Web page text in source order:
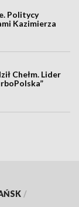
Politycy
Kazimierza
Chełm. Lider
/